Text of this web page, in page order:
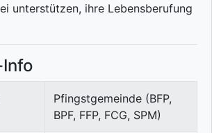
unterstützen, ihre Lebensberufung
Pfingstgemeinde (BFP,
BPF, FFP, FCG, SPM)